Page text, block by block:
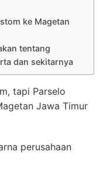
ke Magetan
tentang
dan sekitarnya
tapi Parselo
Jawa Timur
perusahaan